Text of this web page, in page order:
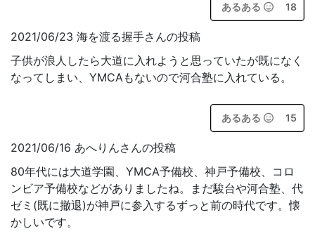
あるある 18
2021/06/23 海を渡る握手さんの投稿
子供が浪人したら大道に入れようと思っていたが既になく
なってしまい、YMCAもないので河合塾に入れている。
あるある 15
2021/06/16 あへりんさんの投稿
80年代には大道学園、YMCA予備校、神戸予備校、コロ
ンビア予備校などがありましたね。まだ駿台や河合塾、代
ゼミ(既に撤退)が神戸に参入するずっと前の時代です。懐
かしいです。